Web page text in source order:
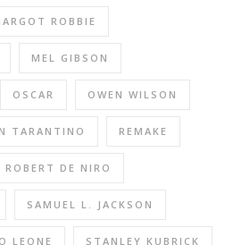
ROBBIE
MEL GIBSON
OSCAR OWEN WILSON
TARANTINO REMAKE
ROBERT DE NIRO
SAMUEL L. JACKSON
LEONE STANLEY KUBRICK